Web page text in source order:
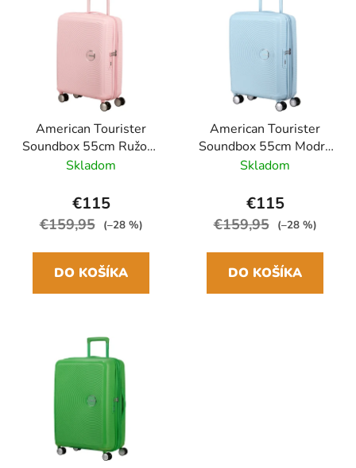
American Tourister
Soundbox 55cm Ružový
Pastel Pink rozšíriteľný
Skladom
€115
€159,95 (–28 %)
DO KOŠÍKA
American Tourister
Soundbox 55cm Modrý
Pastel Blue rozšíriteľný
Skladom
€115
€159,95 (–28 %)
DO KOŠÍKA